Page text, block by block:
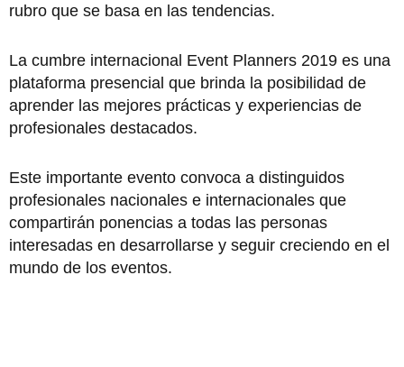
rubro que se basa en las tendencias.
La cumbre internacional Event Planners 2019 es una
plataforma presencial que brinda la posibilidad de
aprender las mejores prácticas y experiencias de
profesionales destacados.
Este importante evento convoca a distinguidos
profesionales nacionales e internacionales que
compartirán ponencias a todas las personas
interesadas en desarrollarse y seguir creciendo en el
mundo de los eventos.